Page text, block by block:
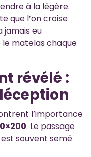
à la légère.
que l’on croise
jamais eu
matelas chaque
révélé :
l’importance
. Le passage
souvent semé